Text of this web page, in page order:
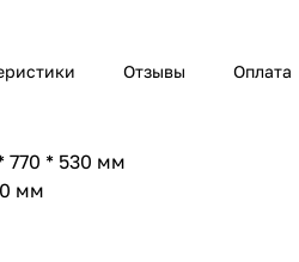
Отзывы Оплата
* 530 мм
мм